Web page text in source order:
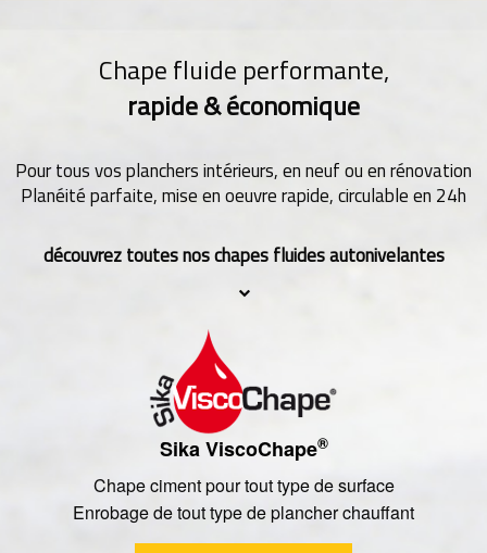
Chape fluide performante,
rapide & économique
Pour tous vos planchers intérieurs, en neuf ou en rénovation
Planéité parfaite, mise en oeuvre rapide, circulable en 24h
découvrez toutes nos chapes fluides autonivelantes
Sika ViscoChape®
Chape ciment pour tout type de surface
Enrobage de tout type de plancher chauffant